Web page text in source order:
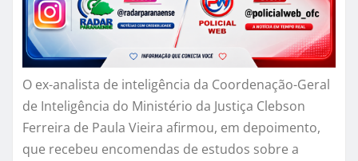
O ex-analista de inteligência da Coordenação-Geral
de Inteligência do Ministério da Justiça Clebson
Ferreira de Paula Vieira afirmou, em depoimento,
que recebeu encomendas de estudos sobre a